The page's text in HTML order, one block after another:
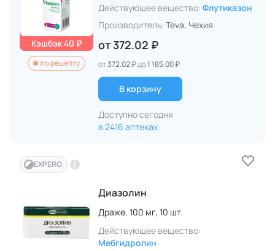
Кэшбэк 40 ₽
по рецепту
Действующее вещество: Флутиказон
Производитель: Teva, Чехия
от 372.02 ₽
от372.02 ₽до1 185.00 ₽
В корзину
Доступно сегодня
в 2416 аптеках
EXPERO
Диазолин
Драже, 100 мг, 10 шт.
Действующее вещество:
Мебгидролин